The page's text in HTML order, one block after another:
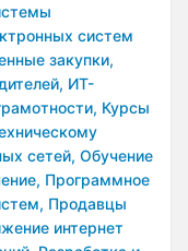
систем
закупки,
ИТ-
Курсы
сетей, Обучение
Программное
Продавцы
интернет